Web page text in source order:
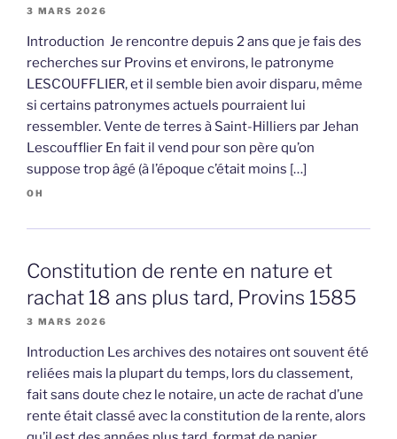
3 MARS 2026
Introduction Je rencontre depuis 2 ans que je fais des
recherches sur Provins et environs, le patronyme
LESCOUFFLIER, et il semble bien avoir disparu, même
si certains patronymes actuels pourraient lui
ressembler. Vente de terres à Saint-Hilliers par Jehan
Lescoufflier En fait il vend pour son père qu’on
suppose trop âgé (à l’époque c’était moins […]
OH
Constitution de rente en nature et
rachat 18 ans plus tard, Provins 1585
3 MARS 2026
Introduction Les archives des notaires ont souvent été
reliées mais la plupart du temps, lors du classement,
fait sans doute chez le notaire, un acte de rachat d’une
rente était classé avec la constitution de la rente, alors